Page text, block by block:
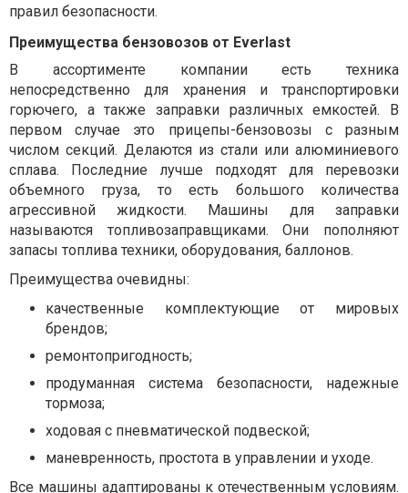
правил безопасности.
Преимущества бензовозов от Everlast
В ассортименте компании есть техника
непосредственно для хранения и транспортировки
горючего, а также заправки различных емкостей. В
первом случае это прицепы-бензовозы с разным
числом секций. Делаются из стали или алюминиевого
сплава. Последние лучше подходят для перевозки
объемного груза, то есть большого количества
агрессивной жидкости. Машины для заправки
называются топливозаправщиками. Они пополняют
запасы топлива техники, оборудования, баллонов.
Преимущества очевидны:
качественные комплектующие от мировых
брендов;
ремонтопригодность;
продуманная система безопасности, надежные
тормоза;
ходовая с пневматической подвеской;
маневренность, простота в управлении и уходе.
Все машины адаптированы к отечественным условиям.